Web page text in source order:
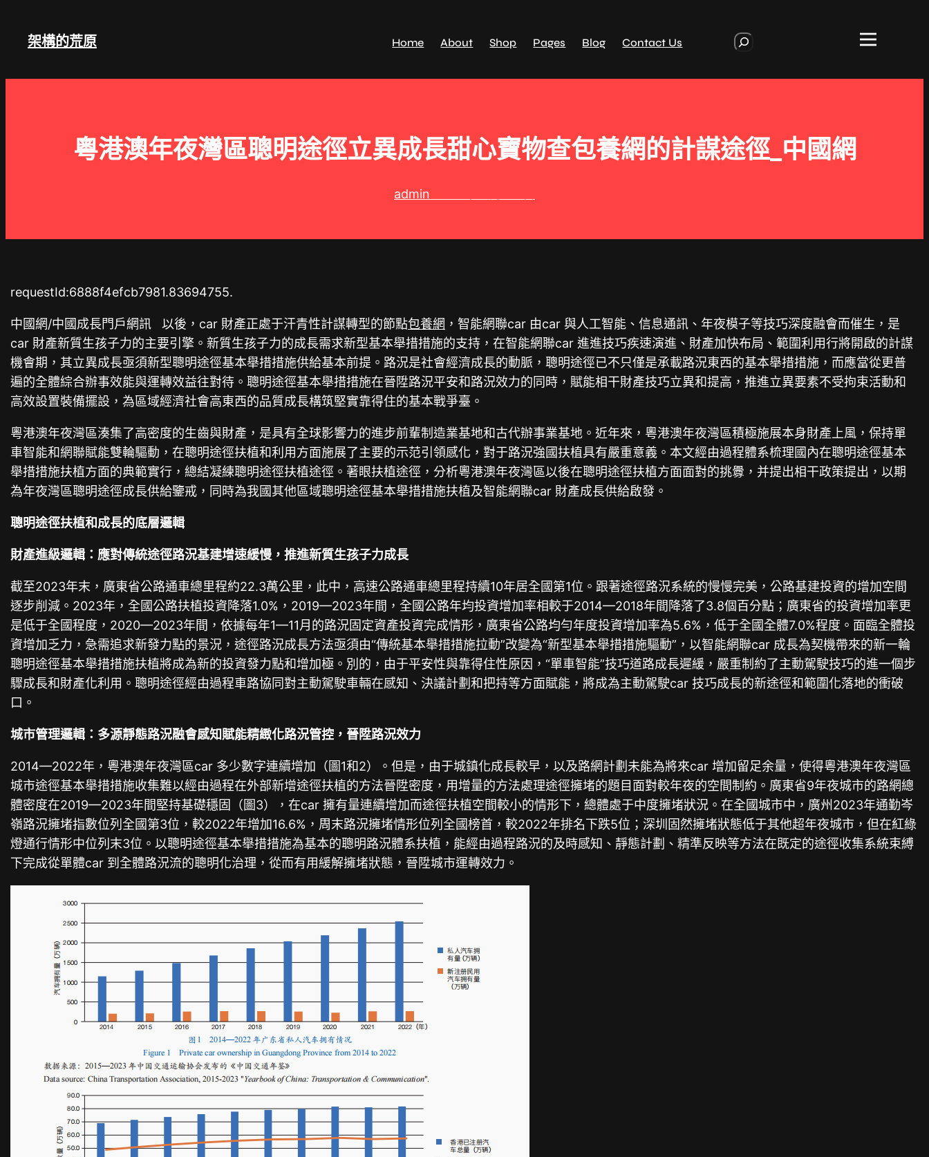
架構的荒原 Home About Shop Pages Blog Contact Us
r
粵港澳年夜灣區聰明途徑立異成長甜心寶物查包養網的計謀途徑_中國網
admin
requestId:6888f4efcb7981.83694755.
中國網/中國成長門戶網訊 以後，car 財產正處于汗青性計謀轉型的節點包養網 ，智能網聯car 由car 與人工智能、信息通訊、年夜模子等技巧深度融會而催生，是
car 財產新質生孩子力的主要引擎。新質生孩子力的成長需求新型基本舉措措施的支持，在智能網聯car 進進技巧疾速演進、財產加快布局、範圍利用行將開啟的計謀
機會期，其立異成長亟須新型聰明途徑基本舉措措施供給基本前提。路況是社會經濟成長的動脈，聰明途徑已不只僅是承載路況東西的基本舉措措施，而應當從更普
遍的全體綜合辦事效能與運轉效益往對待。聰明途徑基本舉措措施在晉陞路況平安和路況效力的同時，賦能相干財產技巧立異和提高，推進立異要素不受拘束活動和
高效設置裝備擺設，為區域經濟社會高東西的品質成長構筑堅實靠得住的基本戰爭臺。
粵港澳年夜灣區湊集了高密度的生齒與財產，是具有全球影響力的進步前輩制造業基地和古代辦事業基地。近年來，粵港澳年夜灣區積極施展本身財產上風，保持單
車智能和網聯賦能雙輪驅動，在聰明途徑扶植和利用方面施展了主要的示范引領感化，對于路況強國扶植具有嚴重意義。本文經由過程體系梳理國內在聰明途徑基本
舉措措施扶植方面的典範實行，總結凝練聰明途徑扶植途徑。著眼扶植途徑，分析粵港澳年夜灣區以後在聰明途徑扶植方面面對的挑釁，并提出相干政策提出，以期
為年夜灣區聰明途徑成長供給鑒戒，同時為我國其他區域聰明途徑基本舉措措施扶植及智能網聯car 財產成長供給啟發。
聰明途徑扶植和成長的底層邏輯
財產進級邏輯：應對傳統途徑路況基建增速緩慢，推進新質生孩子力成長
截至2023年末，廣東省公路通車總里程約22.3萬公里，此中，高速公路通車總里程持續10年居全國第1位。跟著途徑路況系統的慢慢完美，公路基建投資的增加空間
逐步削減。2023年，全國公路扶植投資降落1.0%，2019—2023年間，全國公路年均投資增加率相較于2014—2018年間降落了3.8個百分點；廣東省的投資增加率更
是低于全國程度，2020—2023年間，依據每年1—11月的路況固定資產投資完成情形，廣東省公路均勻年度投資增加率為5.6%，低于全國全體7.0%程度。面臨全體投
資增加乏力，急需追求新發力點的景況，途徑路況成長方法亟須由“傳統基本舉措措施拉動”改變為“新型基本舉措措施驅動”，以智能網聯car 成長為契機帶來的新一輪
聰明途徑基本舉措措施扶植將成為新的投資發力點和增加極。別的，由于平安性與靠得住性原因，“單車智能”技巧道路成長遲緩，嚴重制約了主動駕駛技巧的進一個步
驟成長和財產化利用。聰明途徑經由過程車路協同對主動駕駛車輛在感知、決議計劃和把持等方面賦能，將成為主動駕駛car 技巧成長的新途徑和範圍化落地的衝破
口。
城市管理邏輯：多源靜態路況融會感知賦能精緻化路況管控，晉陞路況效力
2014—2022年，粵港澳年夜灣區car 多少數字連續增加（圖1和2）。但是，由于城鎮化成長較早，以及路網計劃未能為將來car 增加留足余量，使得粵港澳年夜灣區
城市途徑基本舉措措施收集難以經由過程在外部新增途徑扶植的方法晉陞密度，用增量的方法處理途徑擁堵的題目面對較年夜的空間制約。廣東省9年夜城市的路網總
體密度在2019—2023年間堅持基礎穩固（圖3），在car 擁有量連續增加而途徑扶植空間較小的情形下，總體處于中度擁堵狀況。在全國城市中，廣州2023年通勤岑
嶺路況擁堵指數位列全國第3位，較2022年增加16.6%，周末路況擁堵情形位列全國榜首，較2022年排名下跌5位；深圳固然擁堵狀態低于其他超年夜城市，但在紅綠
燈通行情形中位列末3位。以聰明途徑基本舉措措施為基本的聰明路況體系扶植，能經由過程路況的及時感知、靜態計劃、精準反映等方法在既定的途徑收集系統束縛
下完成從單體car 到全體路況流的聰明化治理，從而有用緩解擁堵狀態，晉陞城市運轉效力。